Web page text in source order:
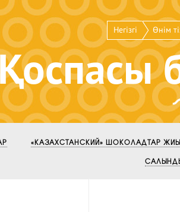
Негізгі Өнім
«КАЗАХСТАНСКИЙ» ШОКОЛАДТАР